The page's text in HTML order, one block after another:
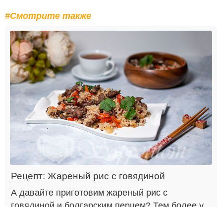
#Смотрите также
Рецепт: Жареный рис с говядиной
А давайте приготовим жареный рис с